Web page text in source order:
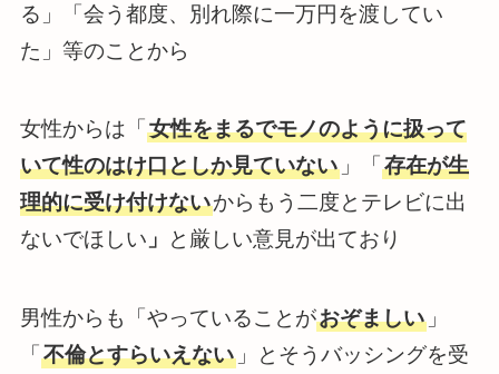
る」「会う都度、別れ際に一万円を渡してい
た」等のことから
女性からは「 女性をまるでモノのように扱って
いて性のはけ口としか見ていない」「 存在が生
理的に受け付けないからもう二度とテレビに出
ないでほしい 」 と厳しい意見が出ており
男性からも「やっていることがおぞましい」
「 不倫とすらいえない」とそうバッシングを受